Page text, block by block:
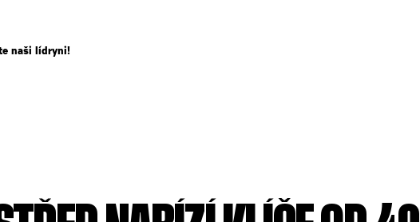
naši lídryni!